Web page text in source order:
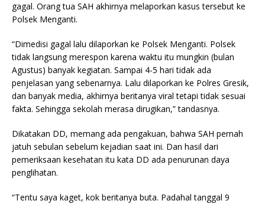
gagal. Orang tua SAH akhirnya melaporkan kasus tersebut ke
Polsek Menganti.
“Dimedisi gagal lalu dilaporkan ke Polsek Menganti. Polsek
tidak langsung merespon karena waktu itu mungkin (bulan
Agustus) banyak kegiatan. Sampai 4-5 hari tidak ada
penjelasan yang sebenarnya. Lalu dilaporkan ke Polres Gresik,
dan banyak media, akhirnya beritanya viral tetapi tidak sesuai
fakta. Sehingga sekolah merasa dirugikan,” tandasnya.
Dikatakan DD, memang ada pengakuan, bahwa SAH pernah
jatuh sebulan sebelum kejadian saat ini. Dan hasil dari
pemeriksaan kesehatan itu kata DD ada penurunan daya
penglihatan.
“Tentu saya kaget, kok beritanya buta. Padahal tanggal 9